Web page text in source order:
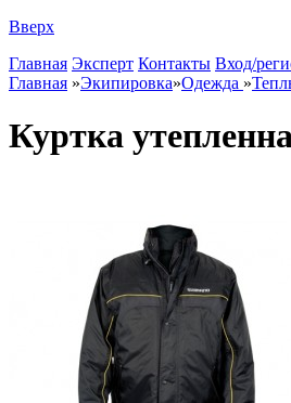
Вверх
Главная Эксперт Контакты Вход/
Главная »Экипировка»Одежда »
Куртка